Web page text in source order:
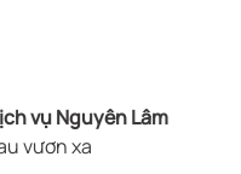
vụ Nguyên Lâm
vươn xa